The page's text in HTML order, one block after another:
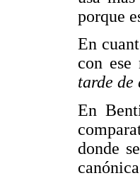
porque
En
con
tarde de
En
donde